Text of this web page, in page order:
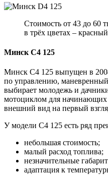
Стоимость от 43 до 60
в трёх цветах –
Минск С4 125
Минск С4 125 выпущен в
по управлению,
выбирает молодежь и
мотоциклом для
внешний вид на первый
У модели С4 125 есть ряд
небольшая стоимость;
малый расход топлива;
незначительные
адаптация к